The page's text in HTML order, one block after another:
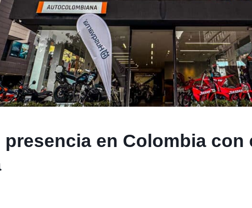
presencia en Colombia con